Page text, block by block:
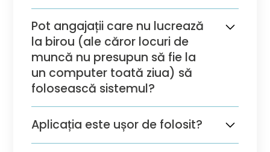
smartphone, tabletă sau KIOSK.
Pot angajații care nu lucrează
la birou (ale căror locuri de
muncă nu presupun să fie la
un computer toată ziua) să
folosească sistemul?
pe telefoanele lor mobile.
Aplicația este ușor de folosit?